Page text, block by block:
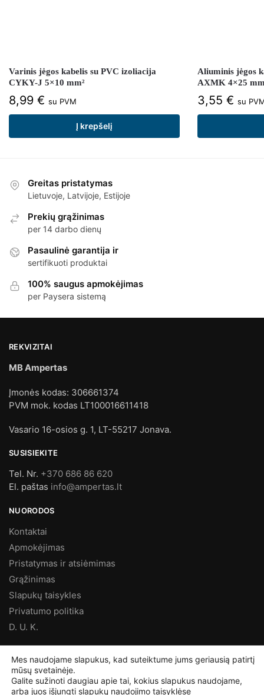
Varinis jėgos kabelis su PVC izoliacija
CYKY-J 5×10 mm²
8,99 € su PVM
Į krepšelį
Aliuminis jėgos
AXMK 4×25
3,55 € su
Greitas pristatymas
Lietuvoje, Latvijoje, Estijoje
Prekių grąžinimas
per 14 darbo dienų
Pasaulinė garantija ir
sertifikuoti produktai
100% saugus apmokėjimas
per Paysera sistemą
REKVIZITAI
MB Ampertas
Įmonės kodas: 306661374
PVM mok. kodas LT100016611418
Vasario 16-osios g. 1, LT-55217 Jonava.
SUSISIEKITE
Tel. Nr. +370 686 86 620
El. paštas info@ampertas.lt
NUORODOS
Kontaktai
Apmokėjimas
Pristatymas ir atsiėmimas
Grąžinimas
Slapukų taisykles
Privatumo politika
D. U. K.
Mes naudojame slapukus, kad suteiktume jums geriausią patirtį
mūsų svetainėje.
Galite sužinoti daugiau apie tai, kokius slapukus naudojame,
arba juos išjungti slapukų naudojimo taisyklėse